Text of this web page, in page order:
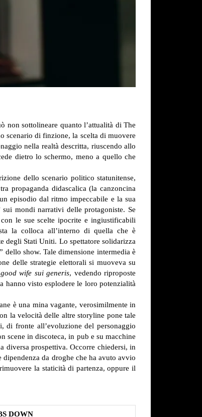
non sottolineare quanto l’attualità di The
scenario di finzione, la scelta di muovere
nella realtà descritta, riuscendo allo
dietro lo schermo, meno a quello che
dello scenario politico statunitense,
propaganda didascalica (la canzoncina
episodio dal ritmo impeccabile e la sua
mondi narrativi delle protagoniste. Se
le sue scelte ipocrite e ingiustificabili
la colloca all’interno di quella che è
degli Stati Uniti. Lo spettatore solidarizza
dello show. Tale dimensione intermedia è
delle strategie elettorali si muoveva su
good wife sui generis, vedendo riproposte
hanno visto esplodere le loro potenzialità
è una mina vagante, verosimilmente in
la velocità delle altre storyline pone tale
di fronte all’evoluzione del personaggio
scene in discoteca, in pub e su macchine
diversa prospettiva. Occorre chiedersi, in
da droghe che ha avuto avvio
la staticità di partenza, oppure il
DOWN